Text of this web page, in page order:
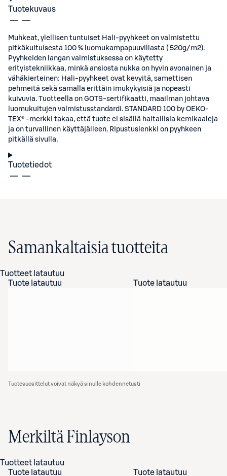
Tuotekuvaus
Muhkeat, ylellisen tuntuiset Hali-pyyhkeet on valmistettu
pitkäkuituisesta 100 % luomukampapuuvillasta ( 520g/m2).
Pyyhkeiden langan valmistuksessa on käytetty
erityistekniikkaa, minkä ansiosta nukka on hyvin avonainen ja
vähäkierteinen: Hali-pyyhkeet ovat kevyitä, samettisen
pehmeitä sekä samalla erittäin imukykyisiä ja nopeasti
kuivuvia. Tuotteella on GOTS-sertifikaatti, maailman johtava
luomukuitujen valmistusstandardi. STANDARD 100 by OEKO-
TEX® -merkki takaa, että tuote ei sisällä haitallisia kemikaaleja
ja on turvallinen käyttäjälleen. Ripustuslenkki on pyyhkeen
pitkällä sivulla.
Tuotetiedot
Samankaltaisia tuotteita
Tuotteet latautuu
Tuote latautuu
Tuote latautuu
Tuotesuosittelut voivat näkyä sinulle kohdennetusti
Merkiltä Finlayson
Tuotteet latautuu
Tuote latautuu
Tuote latautuu